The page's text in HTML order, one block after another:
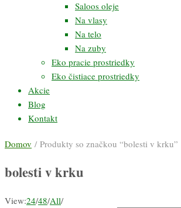
Saloos oleje
Na vlasy
Na telo
Na zuby
Eko pracie prostriedky
Eko čistiace prostriedky
Akcie
Blog
Kontakt
Domov / Produkty so značkou “bolesti v krku”
bolesti v krku
View:24/48/All/